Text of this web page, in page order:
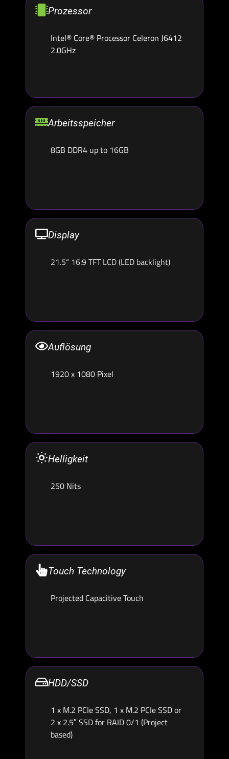
Prozessor
Intel® Core® Processor Celeron J6412
2.0GHz
Arbeitsspeicher
8GB DDR4 up to 16GB
Display
21.5“ 16:9 TFT LCD (LED backlight)
Auflösung
1920 x 1080 Pixel
Helligkeit
250 Nits
Touch Technology
Projected Capacitive Touch
HDD/SSD
1 x M.2 PCIe SSD, 1 x M.2 PCIe SSD or
2 x 2.5″ SSD for RAID 0/1 (Project
based)